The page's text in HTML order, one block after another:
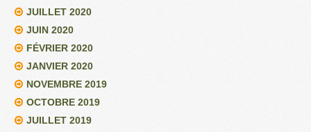
JUILLET 2020
JUIN 2020
FÉVRIER 2020
JANVIER 2020
NOVEMBRE 2019
OCTOBRE 2019
JUILLET 2019